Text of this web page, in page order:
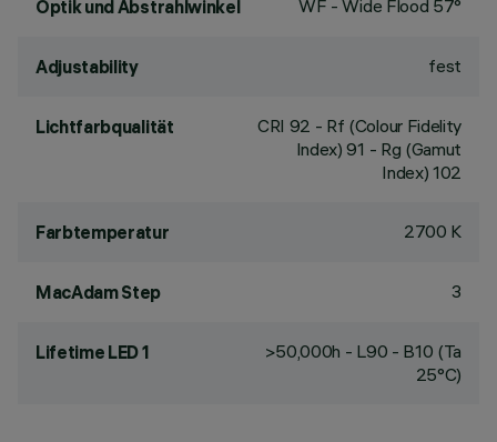
Optik und Abstrahlwinkel WF - Wide Flood 57°
Adjustability fest
Lichtfarbqualität CRI 92 - Rf (Colour Fidelity
Index) 91 - Rg (Gamut
Index) 102
Farbtemperatur 2700 K
MacAdam Step 3
Lifetime LED 1
>50,000h - L90 - B10 (Ta
25°C)